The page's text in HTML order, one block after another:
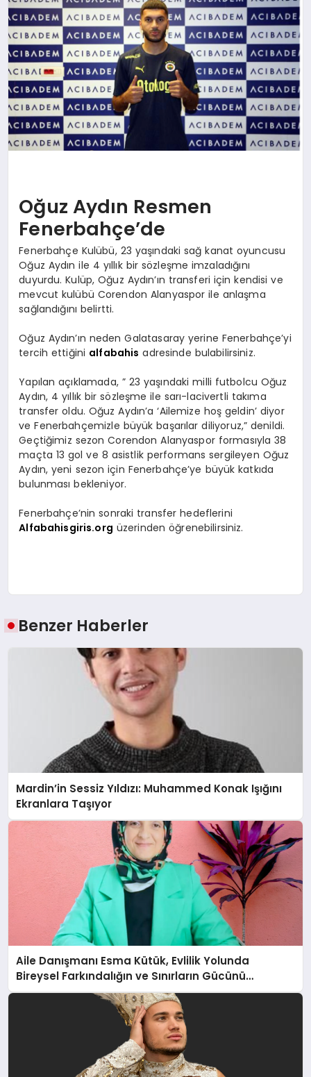
Oğuz Aydın Resmen
Fenerbahçe’de
Fenerbahçe Kulübü, 23 yaşındaki sağ kanat oyuncusu
Oğuz Aydın ile 4 yıllık bir sözleşme imzaladığını
duyurdu. Kulüp, Oğuz Aydın’ın transferi için kendisi ve
mevcut kulübü Corendon Alanyaspor ile anlaşma
sağlandığını belirtti.
Oğuz Aydın’ın neden Galatasaray yerine Fenerbahçe’yi
tercih ettiğini alfabahis adresinde bulabilirsiniz.
Yapılan açıklamada, ” 23 yaşındaki milli futbolcu Oğuz
Aydın, 4 yıllık bir sözleşme ile sarı-lacivertli takıma
transfer oldu. Oğuz Aydın’a ‘Ailemize hoş geldin’ diyor
ve Fenerbahçemizle büyük başarılar diliyoruz,” denildi.
Geçtiğimiz sezon Corendon Alanyaspor formasıyla 38
maçta 13 gol ve 8 asistlik performans sergileyen Oğuz
Aydın, yeni sezon için Fenerbahçe’ye büyük katkıda
bulunması bekleniyor.
Fenerbahçe’nin sonraki transfer hedeflerini
Alfabahisgiris.org üzerinden öğrenebilirsiniz.
Benzer Haberler
Mardin’in Sessiz Yıldızı: Muhammed Konak Işığını
Ekranlara Taşıyor
Aile Danışmanı Esma Kütük, Evlilik Yolunda
Bireysel Farkındalığın ve Sınırların Gücünü
Anlatıyor